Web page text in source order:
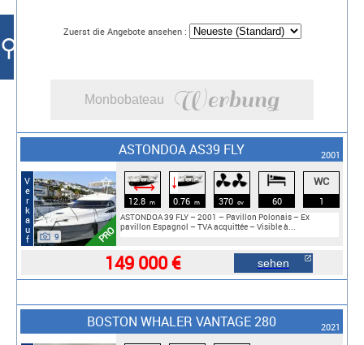
⚲
Zuerst die Angebote ansehen :
Monbobateau Werbung
Verkauf PRO
9
ASTONDOA AS39 FLY 2001
⟷
12.8 m
🠓
0.76 m 370 cv 60
WC
1
ASTONDOA 39 FLY – 2001 – Pavillon Polonais – Ex
pavillon Espagnol – TVA acquittée – Visible à...
149 000 € sehen
BOSTON WHALER VANTAGE 280 2021